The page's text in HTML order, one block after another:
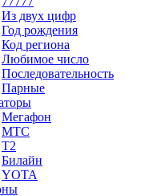
Из двух цифр
Год рождения
Код региона
Любимое число
Последовательность
Парные
Мегафон
МТС
Т2
Билайн
YOTA